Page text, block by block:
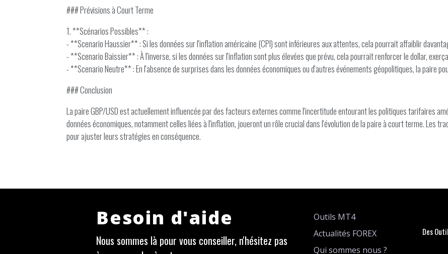
### Prévisions à Court Terme
1. **Scénarios Possibles** :
- **Scenario Haussier** : Si les données sur l'inflation américaine (CPI) sont inférieures aux attentes, cela pourrait affaiblir
- **Scenario Baissier** : À l'inverse, si les données sur l'inflation sont plus élevées que prévu, cela pourrait renforcer le dollar,
- **Scenario Neutre** : En l'absence de surprises dans les données économiques ou d'autres événements géopolitiques, la paire
### Conclusion
La paire GBP/USD est actuellement influencée par des facteurs externes comme l'incertitude entourant les politiques tarifaires
données économiques, notamment celles liées à l'inflation, joueront un rôle crucial dans l'évolution de la paire à court terme. Les
pour ajuster leurs stratégies en conséquence.
Besoin d'aide
Nous sommes là pour vous conseiller, n'hésitez pas
Outils MT4
Actualités FOREX
Qui sommes nous ?
Des